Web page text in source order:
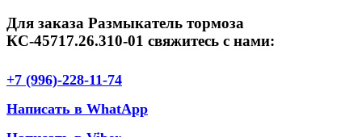
Для заказа Размыкатель тормоза
КС-45717.26.310-01 свяжитесь с нами:
+7 (996)-228-11-74
Написать в WhatApp